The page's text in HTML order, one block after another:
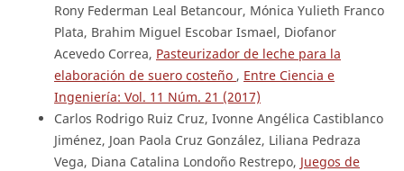
Rony Federman Leal Betancour, Mónica Yulieth Franco
Plata, Brahim Miguel Escobar Ismael, Diofanor
Acevedo Correa, Pasteurizador de leche para la
elaboración de suero costeño , Entre Ciencia e
Ingeniería: Vol. 11 Núm. 21 (2017)
Carlos Rodrigo Ruiz Cruz, Ivonne Angélica Castiblanco
Jiménez, Joan Paola Cruz González, Liliana Pedraza
Vega, Diana Catalina Londoño Restrepo, Juegos de